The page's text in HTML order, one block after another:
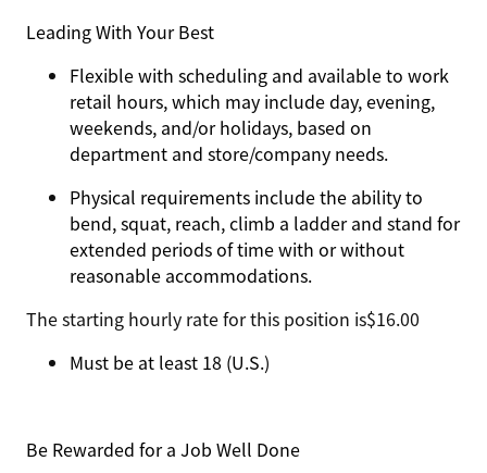
Leading With Your Best
Flexible with scheduling and available to work
retail hours, which may include day, evening,
weekends, and/or holidays, based on
department and store/company needs.
Physical requirements include the ability to
bend, squat, reach, climb a ladder and stand for
extended periods of time with or without
reasonable accommodations.
The starting hourly rate for this position isㅤ$16.00
Must be at least 18 (U.S.)
Be Rewarded for a Job Well Done